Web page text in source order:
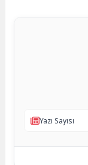
Yazı Sayısı